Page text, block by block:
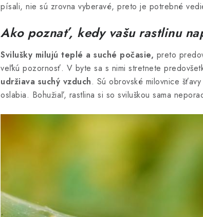
písali, nie sú zrovna vyberavé, preto je potrebné
Ako poznať, kedy vašu rastlinu
Svilušky milujú teplé a suché počasie, preto
veľkú pozornosť. V byte sa s nimi stretnete
udržiava suchý vzduch. Sú obrovské milovnice
oslabia. Bohužiaľ, rastlina si so sviluškou sama